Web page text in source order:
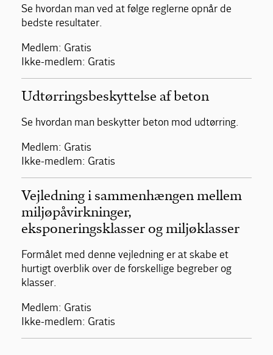
Se hvordan man ved at følge reglerne opnår de
bedste resultater.
Medlem: Gratis
Ikke-medlem: Gratis
Udtørringsbeskyttelse af beton
Se hvordan man beskytter beton mod udtørring.
Medlem: Gratis
Ikke-medlem: Gratis
Vejledning i sammenhængen mellem
miljøpåvirkninger,
eksponeringsklasser og miljøklasser
Formålet med denne vejledning er at skabe et
hurtigt overblik over de forskellige begreber og
klasser.
Medlem: Gratis
Ikke-medlem: Gratis